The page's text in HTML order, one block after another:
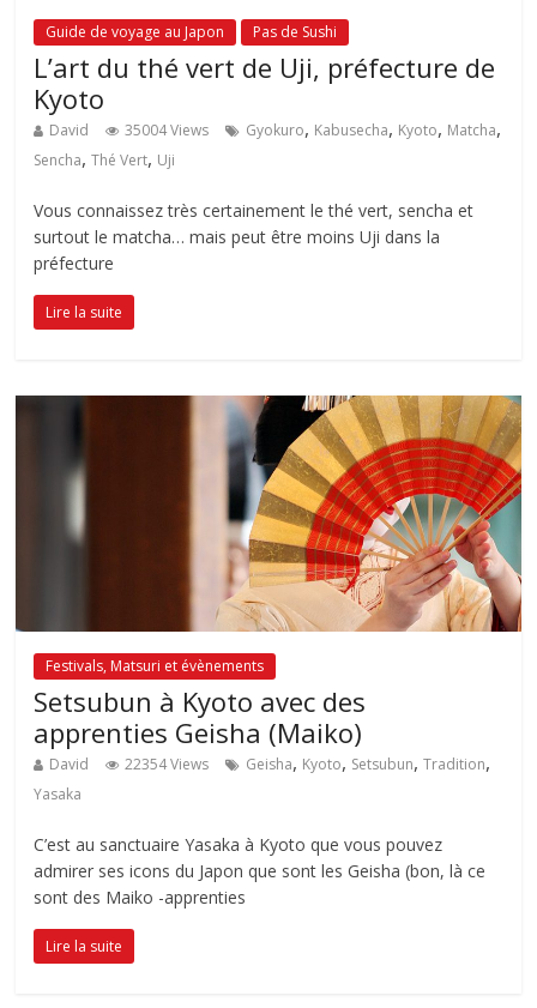
Guide de voyage au Japon Pas de Sushi
L’art du thé vert de Uji, préfecture de
Kyoto
David 35004 Views Gyokuro, Kabusecha, Kyoto, Matcha,
Sencha,Thé Vert, Uji
Vous connaissez très certainement le thé vert, sencha et
surtout le matcha… mais peut être moins Uji dans la
préfecture
Lire la suite
Festivals, Matsuri et évènements
Setsubun à Kyoto avec des
apprenties Geisha (Maiko)
David 22354 Views Geisha, Kyoto, Setsubun,Tradition,
Yasaka
C’est au sanctuaire Yasaka à Kyoto que vous pouvez
admirer ses icons du Japon que sont les Geisha (bon, là ce
sont des Maiko -apprenties
Lire la suite